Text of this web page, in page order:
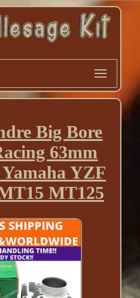
Big Bore
63mm
YZF
MT125